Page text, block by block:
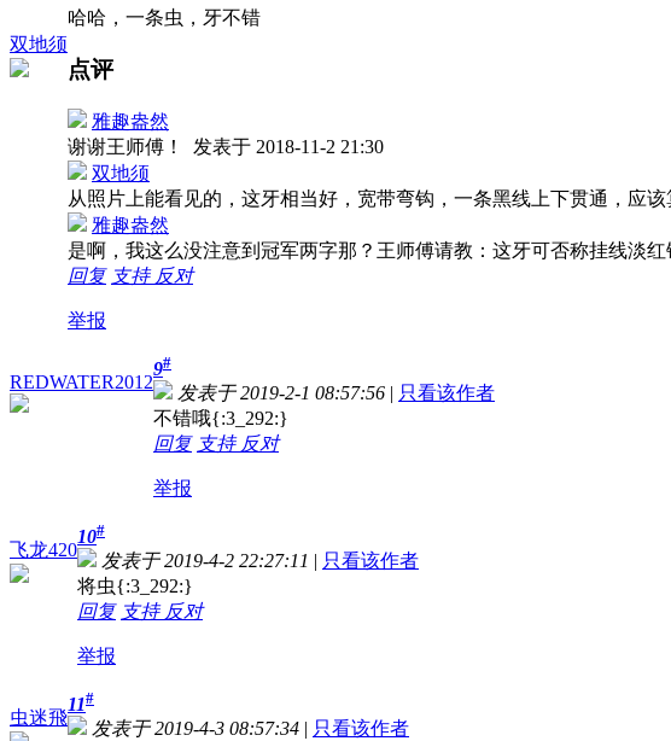
双地须
哈哈，一条虫，牙不错
点评
雅趣盎然
谢谢王师傅！ 发表于 2018-11-2 21:30
双地须
从照片上能看见的，这牙相当好，宽带弯钩，一条黑线上下贯通，应
雅趣盎然
是啊，我这么没注意到冠军两字那？王师傅请教：这牙可否称挂线淡红
回复 支持 反对
举报
REDWATER2012
9#
发表于 2019-2-1 08:57:56 | 只看该作者
不错哦{:3_292:}
回复 支持 反对
举报
飞龙420
10#
发表于 2019-4-2 22:27:11 | 只看该作者
将虫{:3_292:}
回复 支持 反对
举报
虫迷飛
11#
发表于 2019-4-3 08:57:34 | 只看该作者